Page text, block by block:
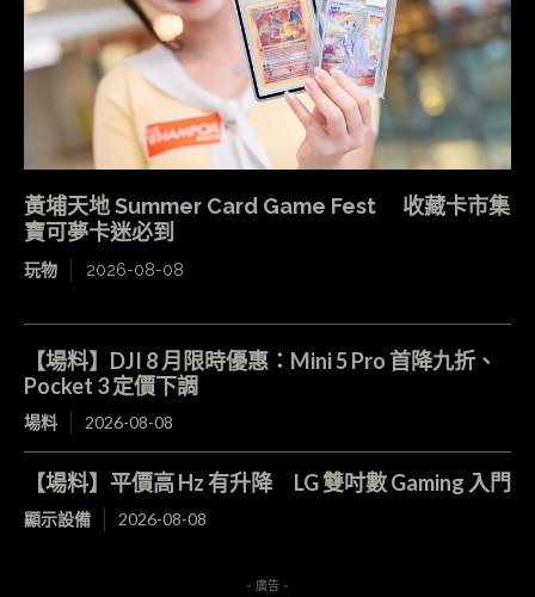
黃埔天地 Summer Card Game Fest 收藏卡市集
寶可夢卡迷必到
玩物 2026-08-08
【場料】DJI 8 月限時優惠：Mini 5 Pro 首降九折、
Pocket 3 定價下調
場料 2026-08-08
【場料】平價高 Hz 有升降 LG 雙吋數 Gaming 入門
顯示設備 2026-08-08
- 廣告 -